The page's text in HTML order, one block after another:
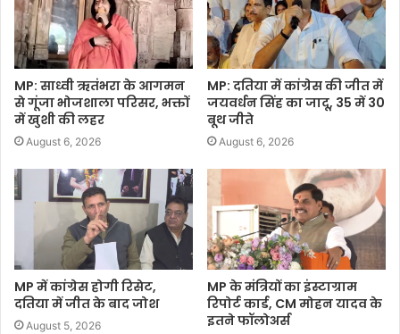
MP: साध्वी ऋतंभरा के आगमन
से गूंजा भोजशाला परिसर, भक्तों
में खुशी की लहर
August 6, 2026
MP: दतिया में कांग्रेस की जीत में
जयवर्धन सिंह का जादू, 35 में 30
बूथ जीते
August 6, 2026
MP में कांग्रेस होगी रिसेट,
दतिया में जीत के बाद जोश
August 5, 2026
MP के मंत्रियों का इंस्टाग्राम
रिपोर्ट कार्ड, CM मोहन यादव के
इतने फॉलोअर्स